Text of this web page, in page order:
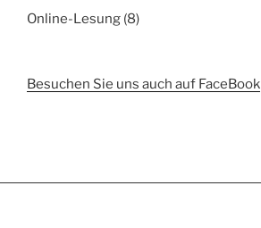
Online-Lesung (8)
Besuchen Sie uns auch auf FaceBook